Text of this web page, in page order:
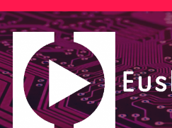
Saltar
al
contenido